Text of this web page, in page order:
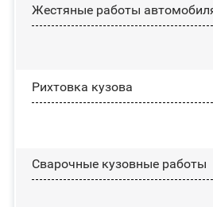
Жестяные работы
Рихтовка кузова
Сварочные кузовные работы